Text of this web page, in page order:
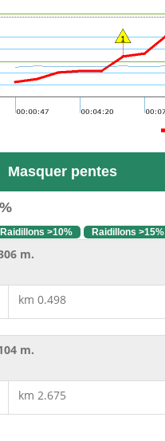
Masquer pentes
Raidillons >10% Raidillons >15%
m.
km 0.498
m.
km 2.675